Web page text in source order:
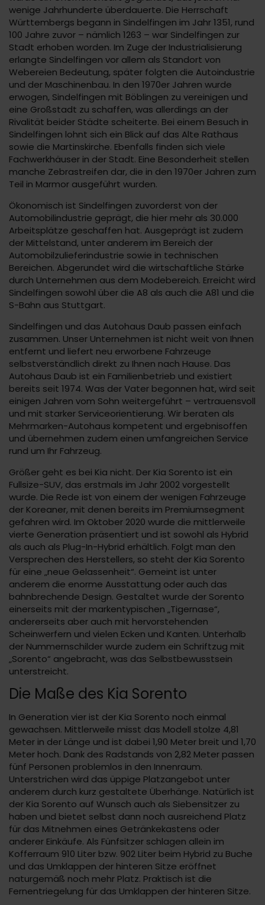
wenige Jahrhunderte überdauerte. Die Herrschaft
Württembergs begann in Sindelfingen im Jahr 1351, rund
100 Jahre zuvor – nämlich 1263 – war Sindelfingen zur
Stadt erhoben worden. Im Zuge der Industrialisierung
erlangte Sindelfingen vor allem als Standort von
Webereien Bedeutung, später folgten die Autoindustrie
und der Maschinenbau. In den 1970er Jahren wurde
erwogen, Sindelfingen mit Böblingen zu vereinigen und
eine Großstadt zu schaffen, was allerdings an der
Rivalität beider Städte scheiterte. Bei einem Besuch in
Sindelfingen lohnt sich ein Blick auf das Alte Rathaus
sowie die Martinskirche. Ebenfalls finden sich viele
Fachwerkhäuser in der Stadt. Eine Besonderheit stellen
manche Zebrastreifen dar, die in den 1970er Jahren zum
Teil in Marmor ausgeführt wurden.
Ökonomisch ist Sindelfingen zuvorderst von der
Automobilindustrie geprägt, die hier mehr als 30.000
Arbeitsplätze geschaffen hat. Ausgeprägt ist zudem
der Mittelstand, unter anderem im Bereich der
Automobilzulieferindustrie sowie in technischen
Bereichen. Abgerundet wird die wirtschaftliche Stärke
durch Unternehmen aus dem Modebereich. Erreicht wird
Sindelfingen sowohl über die A8 als auch die A81 und die
S-Bahn aus Stuttgart.
Sindelfingen und das Autohaus Daub passen einfach
zusammen. Unser Unternehmen ist nicht weit von Ihnen
entfernt und liefert neu erworbene Fahrzeuge
selbstverständlich direkt zu Ihnen nach Hause. Das
Autohaus Daub ist ein Familienbetrieb und existiert
bereits seit 1974. Was der Vater begonnen hat, wird seit
einigen Jahren vom Sohn weitergeführt – vertrauensvoll
und mit starker Serviceorientierung. Wir beraten als
Mehrmarken-Autohaus kompetent und ergebnisoffen
und übernehmen zudem einen umfangreichen Service
rund um Ihr Fahrzeug.
Größer geht es bei Kia nicht. Der Kia Sorento ist ein
Fullsize-SUV, das erstmals im Jahr 2002 vorgestellt
wurde. Die Rede ist von einem der wenigen Fahrzeuge
der Koreaner, mit denen bereits im Premiumsegment
gefahren wird. Im Oktober 2020 wurde die mittlerweile
vierte Generation präsentiert und ist sowohl als Hybrid
als auch als Plug-In-Hybrid erhältlich. Folgt man den
Versprechen des Herstellers, so steht der Kia Sorento
für eine „neue Gelassenheit“. Gemeint ist unter
anderem die enorme Ausstattung oder auch das
bahnbrechende Design. Gestaltet wurde der Sorento
einerseits mit der markentypischen „Tigernase“,
andererseits aber auch mit hervorstehenden
Scheinwerfern und vielen Ecken und Kanten. Unterhalb
der Nummernschilder wurde zudem ein Schriftzug mit
„Sorento“ angebracht, was das Selbstbewusstsein
unterstreicht.
Die Maße des Kia Sorento
In Generation vier ist der Kia Sorento noch einmal
gewachsen. Mittlerweile misst das Modell stolze 4,81
Meter in der Länge und ist dabei 1,90 Meter breit und 1,70
Meter hoch. Dank des Radstands von 2,82 Meter passen
fünf Personen problemlos in den Innenraum.
Unterstrichen wird das üppige Platzangebot unter
anderem durch kurz gestaltete Überhänge. Natürlich ist
der Kia Sorento auf Wunsch auch als Siebensitzer zu
haben und bietet selbst dann noch ausreichend Platz
für das Mitnehmen eines Getränkekastens oder
anderer Einkäufe. Als Fünfsitzer schlagen allein im
Kofferraum 910 Liter bzw. 902 Liter beim Hybrid zu Buche
und das Umklappen der hinteren Sitze eröffnet
naturgemäß noch mehr Platz. Praktisch ist die
Fernentriegelung für das Umklappen der hinteren Sitze.